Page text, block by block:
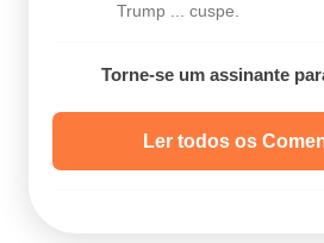
Trump ... cuspe.
Torne-se um assinante
Ler todos os